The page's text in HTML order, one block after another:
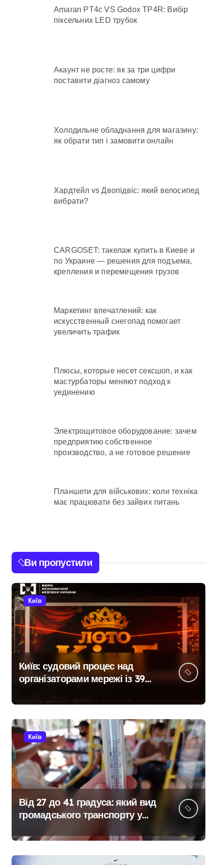
Amaran PT4c VS Godox TP4R: Вибір
піксельних LED трубок
Акаунт не росте: як за три цифри
поставити діагноз самому
Холодильне обладнання для магазину:
як обрати тип і замовити онлайн
Хардтейл vs Двопідвіс: який велосипед
вибрати?
CARGOSET: такелаж купить в Киеве и
по Украине — решения для подъема,
крепления и перемещения грузов
Маркетинг впечатлений: как
искусственный снегопад помогает
увеличить трафик
Плюсы, которые несет сексшоп, и как
мастурбаторы меняют подход к
уединению
Электрощитовое оборудование: зачем
предприятию собственное
производство, а не готовое решение
Планшети для військових: коли техніка
має працювати без зайвих питань
Ви пропустили
Київ
Київ: судовий процес над
організаторами мережі із 39
Київ
Від 27 до 41 градуса: який вид
громадського транспорту у
Києві виявився найгарячішим